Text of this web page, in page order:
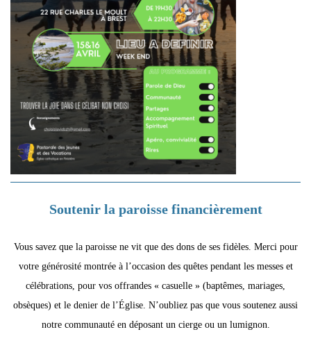
Soutenir la paroisse financièrement
Vous savez que la paroisse ne vit que des dons de ses fidèles. Merci pour
votre générosité montrée à l’occasion des quêtes pendant les messes et
célébrations, pour vos offrandes « casuelle » (baptêmes, mariages,
obsèques) et le denier de l’Église. N’oubliez pas que vous soutenez aussi
notre communauté en déposant un cierge ou un lumignon.